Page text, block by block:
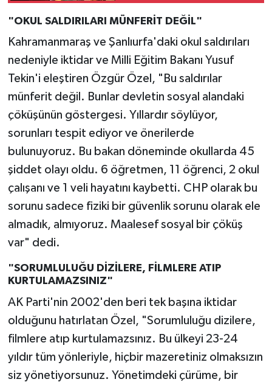
"OKUL SALDIRILARI MÜNFERİT DEĞİL"
Kahramanmaraş ve Şanlıurfa'daki okul saldırıları
nedeniyle iktidar ve Milli Eğitim Bakanı Yusuf
Tekin'i eleştiren Özgür Özel, "Bu saldırılar
münferit değil. Bunlar devletin sosyal alandaki
çöküşünün göstergesi. Yıllardır söylüyor,
sorunları tespit ediyor ve önerilerde
bulunuyoruz. Bu bakan döneminde okullarda 45
şiddet olayı oldu. 6 öğretmen, 11 öğrenci, 2 okul
çalışanı ve 1 veli hayatını kaybetti. CHP olarak bu
sorunu sadece fiziki bir güvenlik sorunu olarak ele
almadık, almıyoruz. Maalesef sosyal bir çöküş
var" dedi.
"SORUMLULUĞU DİZİLERE, FİLMLERE ATIP
KURTULAMAZSINIZ"
AK Parti'nin 2002'den beri tek başına iktidar
olduğunu hatırlatan Özel, "Sorumluluğu dizilere,
filmlere atıp kurtulamazsınız. Bu ülkeyi 23-24
yıldır tüm yönleriyle, hiçbir mazeretiniz olmaksızın
siz yönetiyorsunuz. Yönetimdeki çürüme, bir